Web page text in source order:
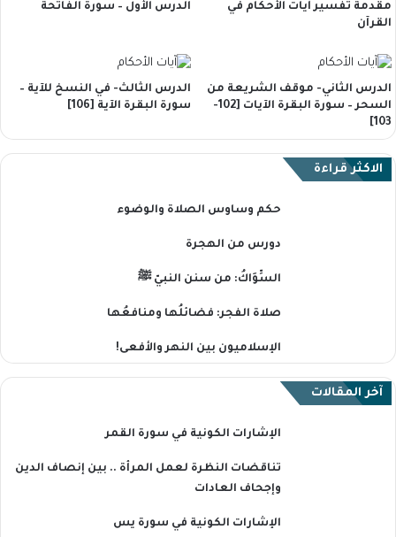
مقدمة تفسير آيات الأحكام في
القرآن
الدرس الأول – سورة الفاتحة
الدرس الثاني- موقف الشريعة من
السحر – سورة البقرة الآيات [102-
103]
الدرس الثالث- في النسخ للآية –
سورة البقرة الآية [106]
الاكثر قراءة
حكم وساوس الصلاة والوضوء
دورس من الهجرة
السِّوَاكُ: من سنن النبيّ ﷺ
صلاة الفجر: فضائلُها ومنافعُها
الإسلاميون بين النهر والأفعى!
آخر المقالات
الإشارات الكونية في سورة القمر
تناقضات النظرة لعمل المرأة .. بين إنصاف الدين
وإجحاف العادات
الإشارات الكونية في سورة يس